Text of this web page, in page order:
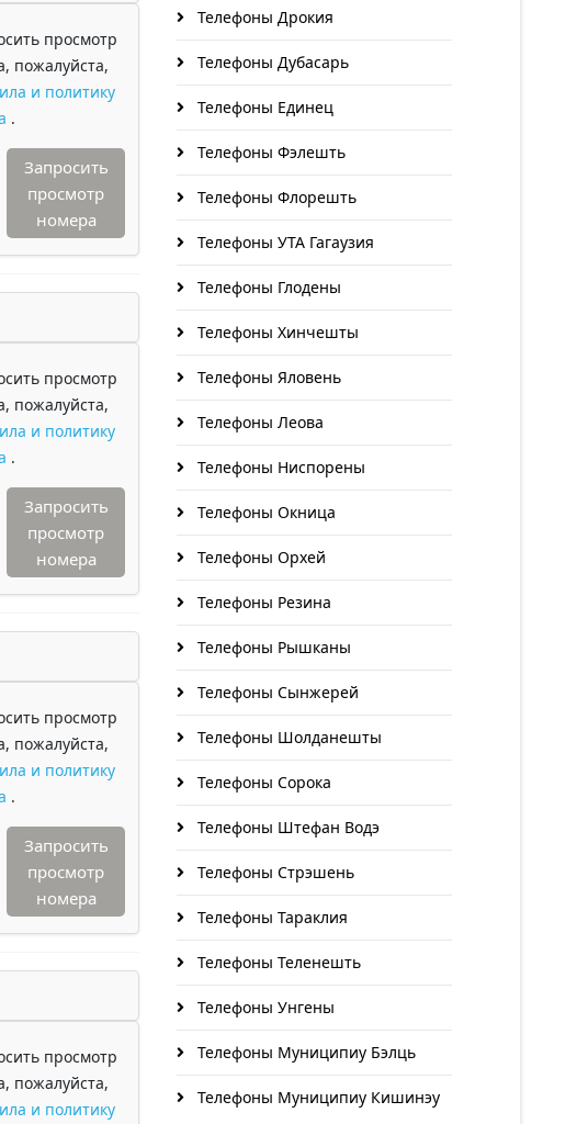
просмотр
пожалуйста,
и политику
.
Запросить
просмотр
номера
просмотр
пожалуйста,
и политику
.
Запросить
просмотр
номера
просмотр
пожалуйста,
и политику
.
Запросить
просмотр
номера
просмотр
пожалуйста,
и политику
Телефоны Дрокия
Телефоны Дубасарь
Телефоны Единец
Телефоны Фэлешть
Телефоны Флорешть
Телефоны УТА Гагаузия
Телефоны Глодены
Телефоны Хинчешты
Телефоны Яловень
Телефоны Леова
Телефоны Ниспорены
Телефоны Окница
Телефоны Орхей
Телефоны Резина
Телефоны Рышканы
Телефоны Сынжерей
Телефоны Шолданешты
Телефоны Сорока
Телефоны Штефан Водэ
Телефоны Стрэшень
Телефоны Тараклия
Телефоны Теленешть
Телефоны Унгены
Телефоны Муниципиу Бэлць
Телефоны Муниципиу Кишинэу